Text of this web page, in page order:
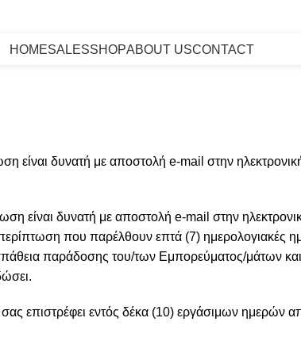
HOMESALESSHOPABOUT USCONTACT
είναι δυνατή με αποστολή e-mail στην
είναι δυνατή με αποστολή e-mail στην
που παρέλθουν επτά (7)
παράδοσης του/των Εμπορεύματος/μάτων
σας επιστρέφει εντός δέκα (10) εργάσιμων